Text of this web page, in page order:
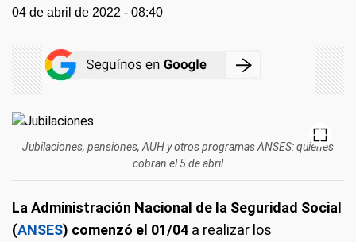
04 de abril de 2022 - 08:40
Jubilaciones, pensiones, AUH y otros programas ANSES: quiénes
cobran el 5 de abril
La Administración Nacional de la Seguridad Social
(ANSES) comenzó el 01/04 a realizar los